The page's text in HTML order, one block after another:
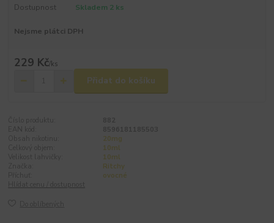
Dostupnost Skladem 2 ks
Nejsme plátci DPH
229 Kč/ks
Přidat do košíku
20mg
10ml
10ml
Ritchy
ovocné